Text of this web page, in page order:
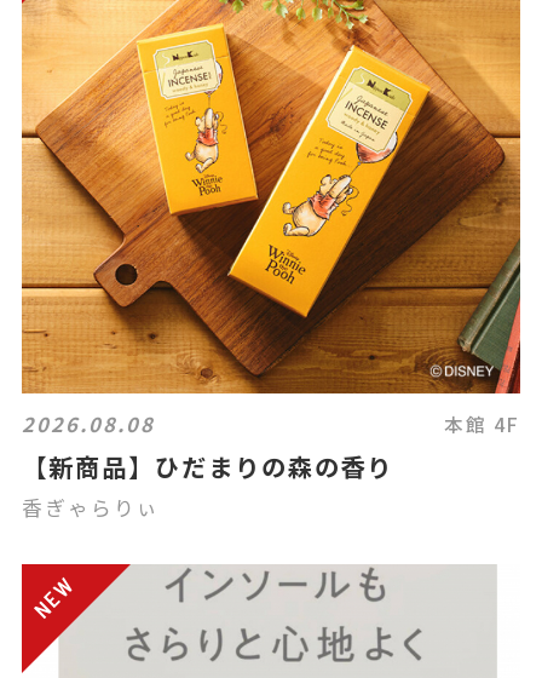
2026.08.08 本館 4F
【新商品】ひだまりの森の香り
香ぎゃらりぃ